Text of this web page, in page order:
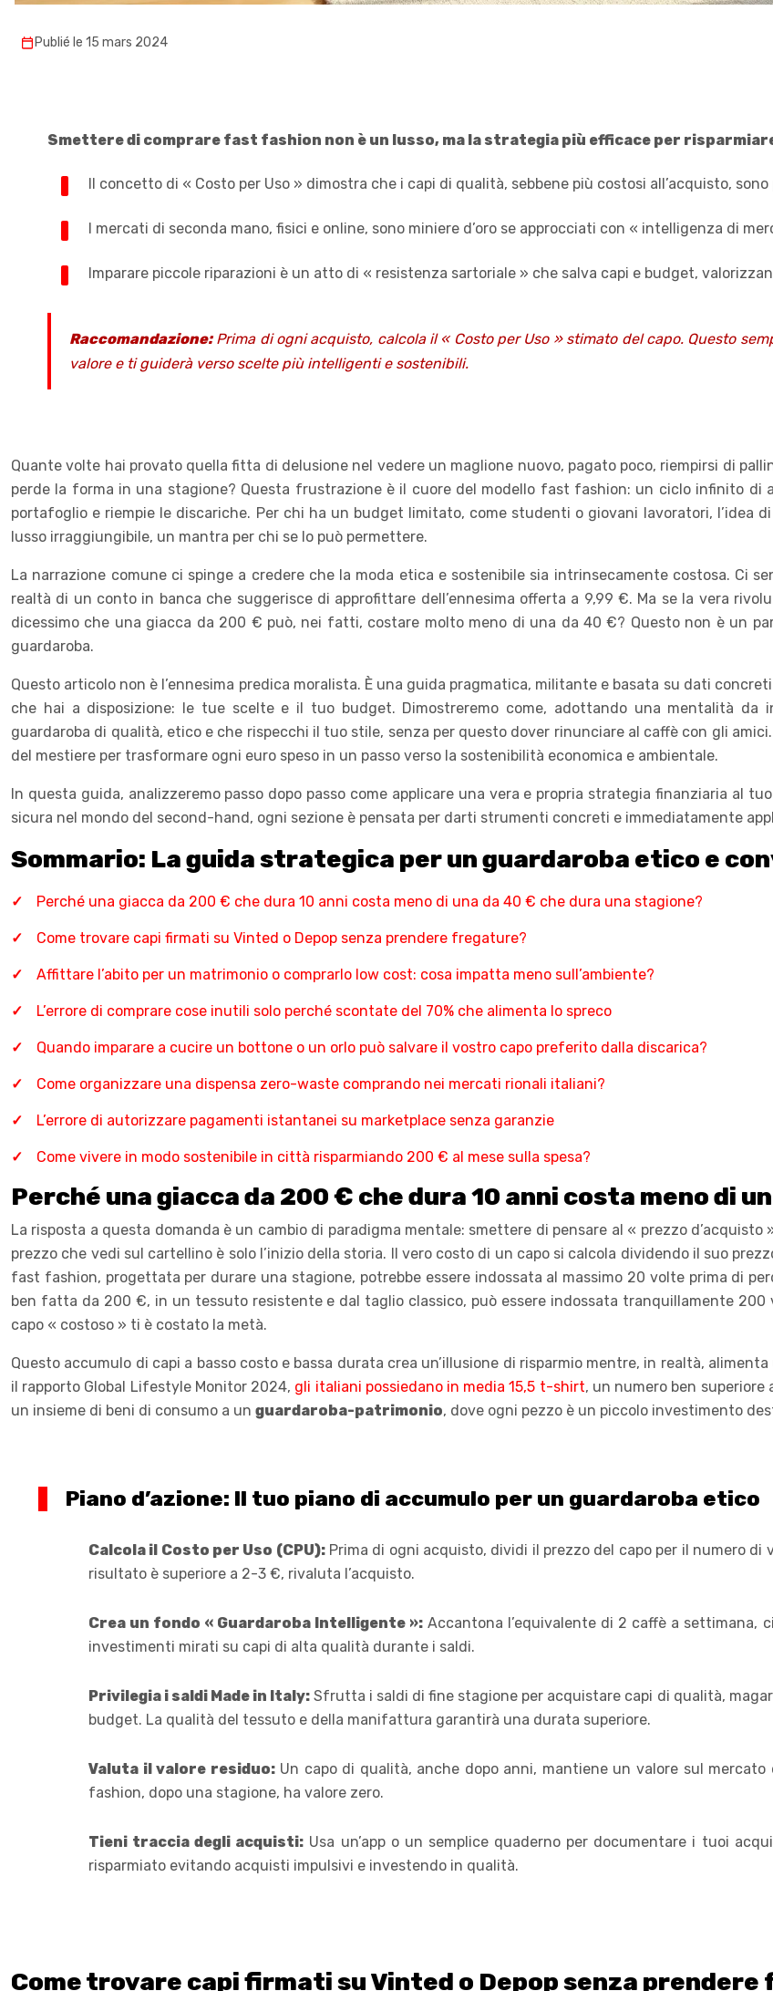
Publié le 15 mars 2024
Smettere di comprare fast fashion non è un lusso, ma la strategia più efficace per
Il concetto di « Costo per Uso » dimostra che i capi di qualità, sebbene più costosi all’acquisto,
I mercati di seconda mano, fisici e online, sono miniere d’oro se approcciati con « intelligenza di
Imparare piccole riparazioni è un atto di « resistenza sartoriale » che salva capi e budget,
Raccomandazione:Prima di ogni acquisto, calcola il « Costo per Uso » stimato del capo. Questo
valore e ti guiderà verso scelte più intelligenti e sostenibili.
Quante volte hai provato quella fitta di delusione nel vedere un maglione nuovo, pagato poco, riempirsi di
perde la forma in una stagione? Questa frustrazione è il cuore del modello fast fashion: un ciclo infinito di
portafoglio e riempie le discariche. Per chi ha un budget limitato, come studenti o giovani lavoratori, l’idea
lusso irraggiungibile, un mantra per chi se lo può permettere.
La narrazione comune ci spinge a credere che la moda etica e sostenibile sia intrinsecamente costosa. Ci
realtà di un conto in banca che suggerisce di approfittare dell’ennesima offerta a 9,99 €. Ma se la vera
dicessimo che una giacca da 200 € può, nei fatti, costare molto meno di una da 40 €? Questo non è un
guardaroba.
Questo articolo non è l’ennesima predica moralista. È una guida pragmatica, militante e basata su dati
che hai a disposizione: le tue scelte e il tuo budget. Dimostreremo come, adottando una mentalità da
guardaroba di qualità, etico e che rispecchi il tuo stile, senza per questo dover rinunciare al caffè con gli
del mestiere per trasformare ogni euro speso in un passo verso la sostenibilità economica e ambientale.
In questa guida, analizzeremo passo dopo passo come applicare una vera e propria strategia finanziaria al
sicura nel mondo del second-hand, ogni sezione è pensata per darti strumenti concreti e immediatamente
Sommario: La guida strategica per un guardaroba etico e
Perché una giacca da 200 € che dura 10 anni costa meno di una da 40 € che dura una stagione?
Come trovare capi firmati su Vinted o Depop senza prendere fregature?
Affittare l’abito per un matrimonio o comprarlo low cost: cosa impatta meno sull’ambiente?
L’errore di comprare cose inutili solo perché scontate del 70% che alimenta lo spreco
Quando imparare a cucire un bottone o un orlo può salvare il vostro capo preferito dalla discarica?
Come organizzare una dispensa zero-waste comprando nei mercati rionali italiani?
L’errore di autorizzare pagamenti istantanei su marketplace senza garanzie
Come vivere in modo sostenibile in città risparmiando 200 € al mese sulla spesa?
Perché una giacca da 200 € che dura 10 anni costa meno di
La risposta a questa domanda è un cambio di paradigma mentale: smettere di pensare al « prezzo
prezzo che vedi sul cartellino è solo l’inizio della storia. Il vero costo di un capo si calcola dividendo il suo
fast fashion, progettata per durare una stagione, potrebbe essere indossata al massimo 20 volte prima di
ben fatta da 200 €, in un tessuto resistente e dal taglio classico, può essere indossata tranquillamente
capo « costoso » ti è costato la metà.
Questo accumulo di capi a basso costo e bassa durata crea un’illusione di risparmio mentre, in realtà,
il rapporto Global Lifestyle Monitor 2024, gli italiani possiedano in media 15,5 t-shirt, un numero ben superiore
un insieme di beni di consumo a un guardaroba-patrimonio, dove ogni pezzo è un piccolo investimento
Piano d’azione: Il tuo piano di accumulo per un guardaroba etico
Calcola il Costo per Uso (CPU):Prima di ogni acquisto, dividi il prezzo del capo per il numero
risultato è superiore a 2-3 €, rivaluta l’acquisto.
Crea un fondo « Guardaroba Intelligente »: Accantona l’equivalente di 2 caffè a settimana,
investimenti mirati su capi di alta qualità durante i saldi.
Privilegia i saldi Made in Italy: Sfrutta i saldi di fine stagione per acquistare capi di qualità,
budget. La qualità del tessuto e della manifattura garantirà una durata superiore.
Valuta il valore residuo:Un capo di qualità, anche dopo anni, mantiene un valore sul mercato
fashion, dopo una stagione, ha valore zero.
Tieni traccia degli acquisti: Usa un’app o un semplice quaderno per documentare i tuoi
risparmiato evitando acquisti impulsivi e investendo in qualità.
Come trovare capi firmati su Vinted o Depop senza